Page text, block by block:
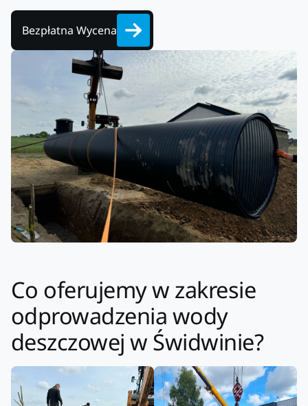
Bezpłatna Wycena
Co oferujemy w zakresie
odprowadzenia wody
deszczowej w Świdwinie?